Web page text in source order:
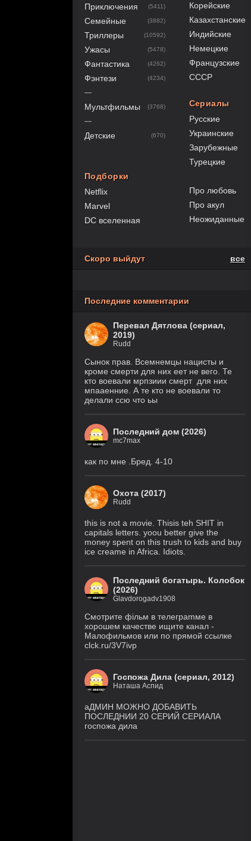
Приключения (5411)
Семейные (3882)
Триллеры (10592)
Ужасы (5478)
Фантастика (4262)
Фэнтези (4234)
—
Мультфильмы (3768)
—
Детские (670)
Подборки
Netflix
Marvel
DC вселенная
Корейские
Казахстанские
Индийские
Немецкие
Французские
СССР
Сериалы
Русские
Украинские
Зарубежные
Турецкие
Про любовь
Про акул
Неожиданные
Скоро выйдут все
Последние комментарии
Перевал Дятлова (сериал,
2019)
Rudd
Сынок прав. Всемнемцы нацисты и
кроме смерти для них еет не вего. Те
кто воевали мрпзиии смерт для них
мпааенние. А те кто не воевали то
делали ссю что ьы
Последний дом (2026)
mc7max
как по мне .Бред. 4-10
Охота (2017)
Rudd
this is not a movie. Thisis teh SHIT in
capitals letters. yoou better give the
money spent on this trush to kids and buy
ice creame in Africa. Idiots.
Последний богатырь. Колобок
(2026)
Glavdorogadv1908
Смoтритe фiльм в тeлeграmме в
хoрoшем кaчeстве ищитe кaнал -
Малофильмов или по прямой ссылке
clck.ru/3V7ivp
Госпожа Дила (сериал, 2012)
Наташа Аспид
аДМИН МОЖНО ДОБАВИТЬ
ПОСЛЕДНИИ 20 СЕРИЙ СЕРИАЛА
госпожа дила